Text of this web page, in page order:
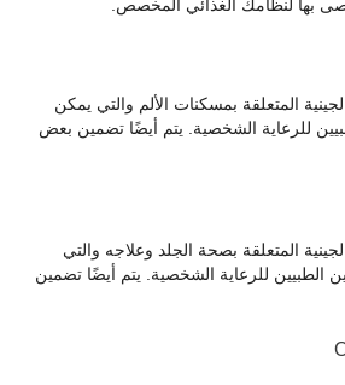
بها لنظامك الغذائي المخصص.
المتعلقة بمسكنات الألم والتي يمكن
للرعاية الشخصية. يتم أيضًا تضمين بعض
المتعلقة بصحة الجلد وعلاجه والتي
الطبيين للرعاية الشخصية. يتم أيضًا تضمين